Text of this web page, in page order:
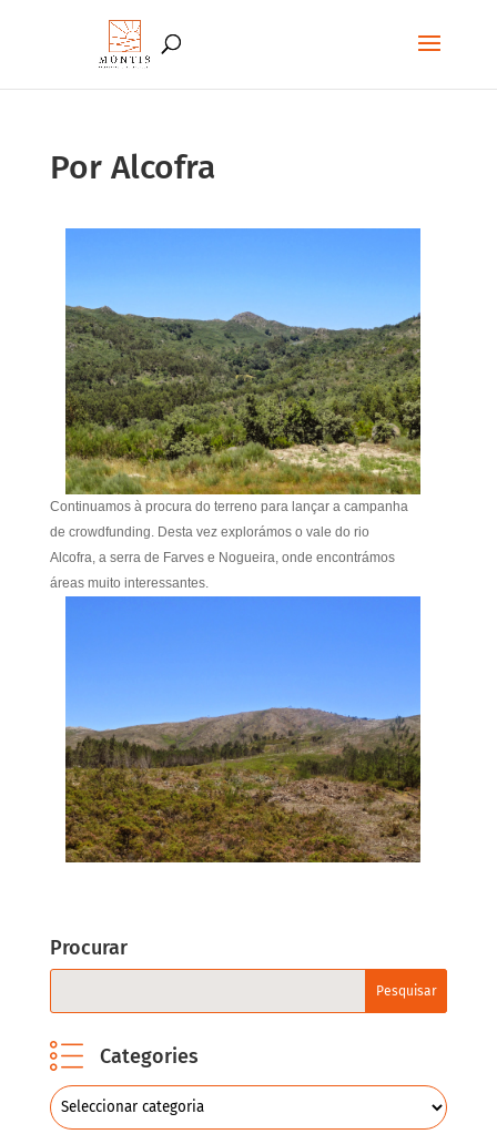
Por Alcofra
Continuamos à procura do terreno para lançar a campanha
de crowdfunding. Desta vez explorámos o vale do rio
Alcofra, a serra de Farves e Nogueira, onde encontrámos
áreas muito interessantes.
Procurar
Categories